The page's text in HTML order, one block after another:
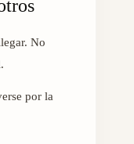
No
por la